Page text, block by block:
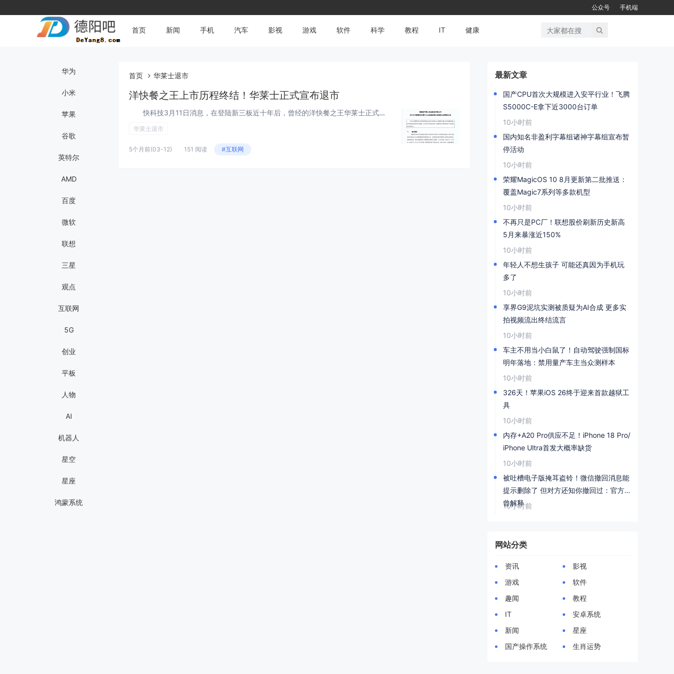
公众号 手机端
首页 新闻 手机 汽车 影视 游戏 软件 科学 教程 IT 健康
华为
小米
苹果
谷歌
英特尔
AMD
百度
微软
联想
三星
观点
互联网
5G
创业
平板
人物
AI
机器人
星空
星座
鸿蒙系统
首页 华莱士退市
洋快餐之王上市历程终结！华莱士正式宣布退市
快科技3月11日消息，在登陆新三板近十年后，曾经的洋快餐之王华莱士正式宣布挥别资本市场。这一举动标志着这家快餐巨头在资本路径上的重大转折。据媒体报道，福建省华士食品股份有限公司于2026年2月11日发布公告，宣告公司正式完成新...
华莱士退市
5个月前(03-12) 151 阅读 #互联网
最新文章
国产CPU首次大规模进入安平行业！飞腾
S5000C-E拿下近3000台订单
10小时前
国内知名非盈利字幕组诸神字幕组宣布暂
停活动
10小时前
荣耀MagicOS 10 8月更新第二批推送：
覆盖Magic7系列等多款机型
10小时前
不再只是PC厂！联想股价刷新历史新高
5月来暴涨近150%
10小时前
年轻人不想生孩子 可能还真因为手机玩
多了
10小时前
享界G9泥坑实测被质疑为AI合成 更多实
拍视频流出终结流言
10小时前
车主不用当小白鼠了！自动驾驶强制国标
明年落地：禁用量产车主当众测样本
10小时前
326天！苹果iOS 26终于迎来首款越狱工
具
10小时前
内存+A20 Pro供应不足！iPhone 18 Pro/
iPhone Ultra首发大概率缺货
10小时前
被吐槽电子版掩耳盗铃！微信撤回消息能
提示删除了 但对方还知你撤回过：官方
曾解释
10小时前
网站分类
资讯
影视
游戏
软件
趣闻
教程
IT
安卓系统
新闻
星座
国产操作系统
生肖运势